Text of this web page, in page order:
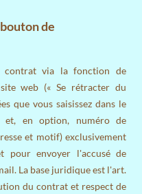
de
contrat via la fonction de
web (« Se rétracter du
que vous saisissez dans le
et, en option, numéro de
et motif) exclusivement
pour envoyer l'accusé de
La base juridique est l'art.
du contrat et respect de